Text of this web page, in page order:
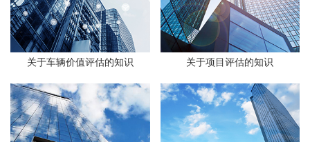
关于车辆价值评估的知识 关于项目评估的知识